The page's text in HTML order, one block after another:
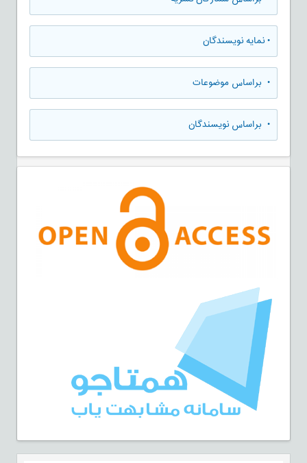
•نمایه نویسندگان
• براساس موضوعات
• براساس نویسندگان